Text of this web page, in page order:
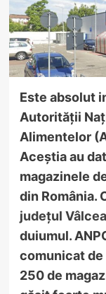
Este absolut
Autorității
Alimentelor
Aceștia au
magazinele
din România.
județul Vâlcea
duiumul.
comunicat de
250 de